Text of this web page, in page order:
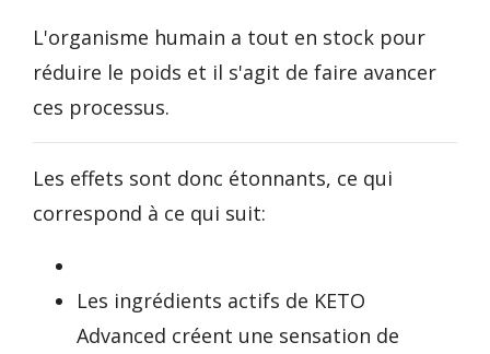
L'organisme humain a tout en stock pour
réduire le poids et il s'agit de faire avancer
ces processus.
Les effets sont donc étonnants, ce qui
correspond à ce qui suit:
Les ingrédients actifs de KETO
Advanced créent une sensation de